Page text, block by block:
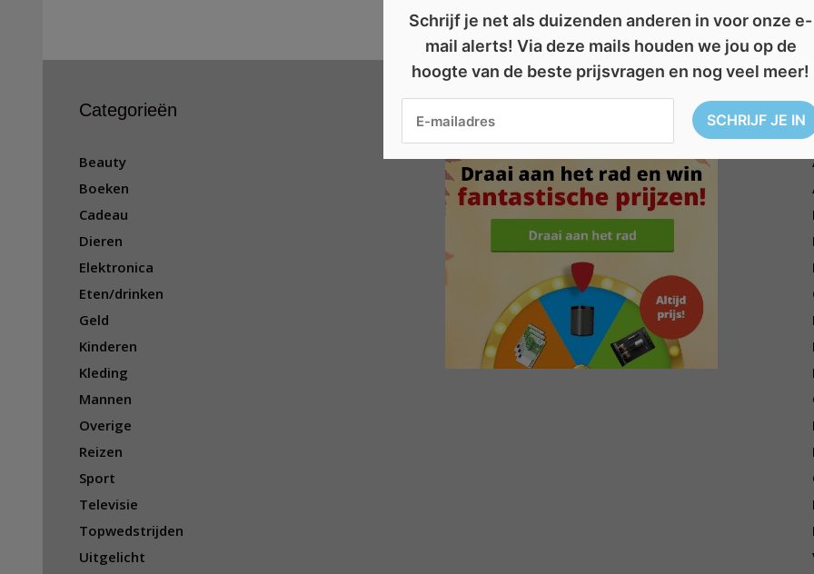
Categorieën
Beauty
Boeken
Cadeau
Dieren
Elektronica
Eten/drinken
Geld
Kinderen
Kleding
Mannen
Overige
Reizen
Sport
Televisie
Topwedstrijden
Uitgelicht
Schrijf je net als duizenden anderen in voor onze e-
mail alerts! Via deze mails houden we jou op de
hoogte van de beste prijsvragen en nog veel meer!